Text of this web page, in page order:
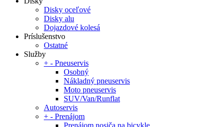
Disky oceľové
Disky alu
Dojazdové kolesá
Príslušenstvo
Ostatné
Služby
+ - Pneuservis
Osobný
Nákladný pneuservis
Moto pneuservis
SUV/Van/Runflat
Autoservis
+ - Prenájom